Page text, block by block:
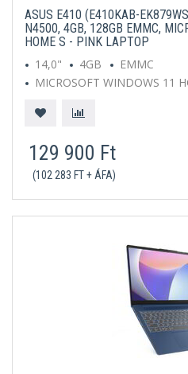
ASUS E410 (E410KAB-
N4500, 4GB, 128GB EMMC,
HOME S - PINK LAPTOP
14,0"
4GB
EMMC
MICROSOFT WINDOWS 11
129 900 Ft
(102 283 FT + ÁFA)